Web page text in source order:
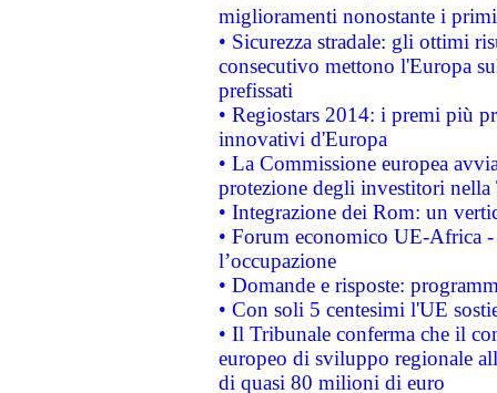
miglioramenti nonostante i
• Sicurezza stradale: gli ottimi
consecutivo mettono l'Europa
prefissati
• Regiostars 2014: i premi più
innovativi d'Europa
• La Commissione europea
protezione degli investitori
• Integrazione dei Rom: un
• Forum economico UE-Africa -
l’occupazione
• Domande e risposte:
• Con soli 5 centesimi l'UE
• Il Tribunale conferma che il
europeo di sviluppo regionale
di quasi 80 milioni di euro